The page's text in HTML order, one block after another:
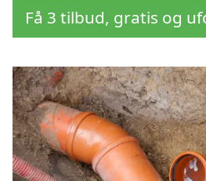
Få 3 tilbud, gratis og